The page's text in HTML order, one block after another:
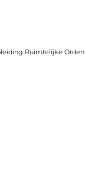
Ruimtelijke